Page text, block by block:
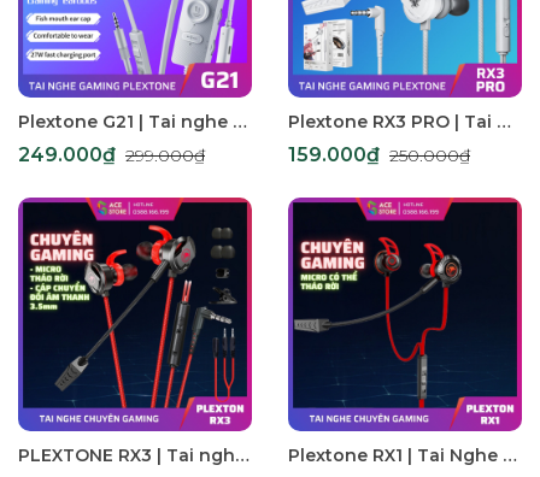
Plextone G21 | Tai nghe chơi game kèm Gaming Sound Card, mic rõ ràng, âm thanh sắc nét dành cho điện thoại, laptop, PC
249.000₫ 299.000₫
Plextone RX3 PRO | Tai nghe chơi game mic rời, chống ồn, jack 3.5mm sử dụng điện thoại, laptop, PC
159.000₫ 250.000₫
PLEXTONE RX3 | Tai nghe chơi game cho dual mic, jack 3.5mm sử dụng điện thoại, laptop, PC Plextone RX1 | Tai Nghe Chơi Game Với Dual Mic, Jack 3.5mm, Sử Dụng Điện Thoại, Laptop, PC